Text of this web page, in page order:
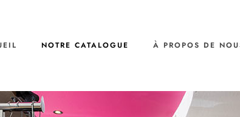
NOTRE CATALOGUE À PROPOS DE